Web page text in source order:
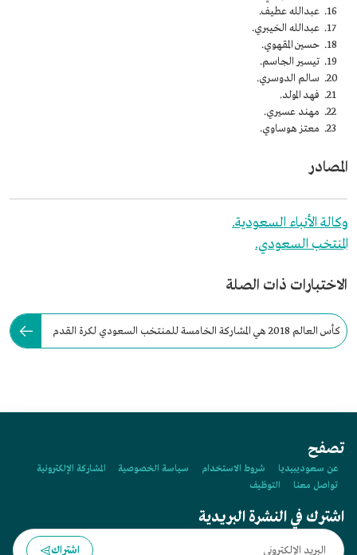
عبدالله عطيف.
عبدالله الخيبري.
حسين المقهوي.
تيسير الجاسم.
سالم الدوسري.
فهد المولد.
مهند عسيري.
معتز هوساوي.
المصادر
وكالة الأنباء السعودية.
المنتخب السعودي.
الاختبارات ذات الصلة
كأس العالم 2018 هي المشاركة الخامسة للمنتخب السعودي لكرة القدم
تصفح
عن سعوديبيديا شروط الاستخدام سياسة الخصوصية
المشاركة الإلكترونية
تواصل معنا
التوظيف
اشترك في النشرة البريدية
اشتراك